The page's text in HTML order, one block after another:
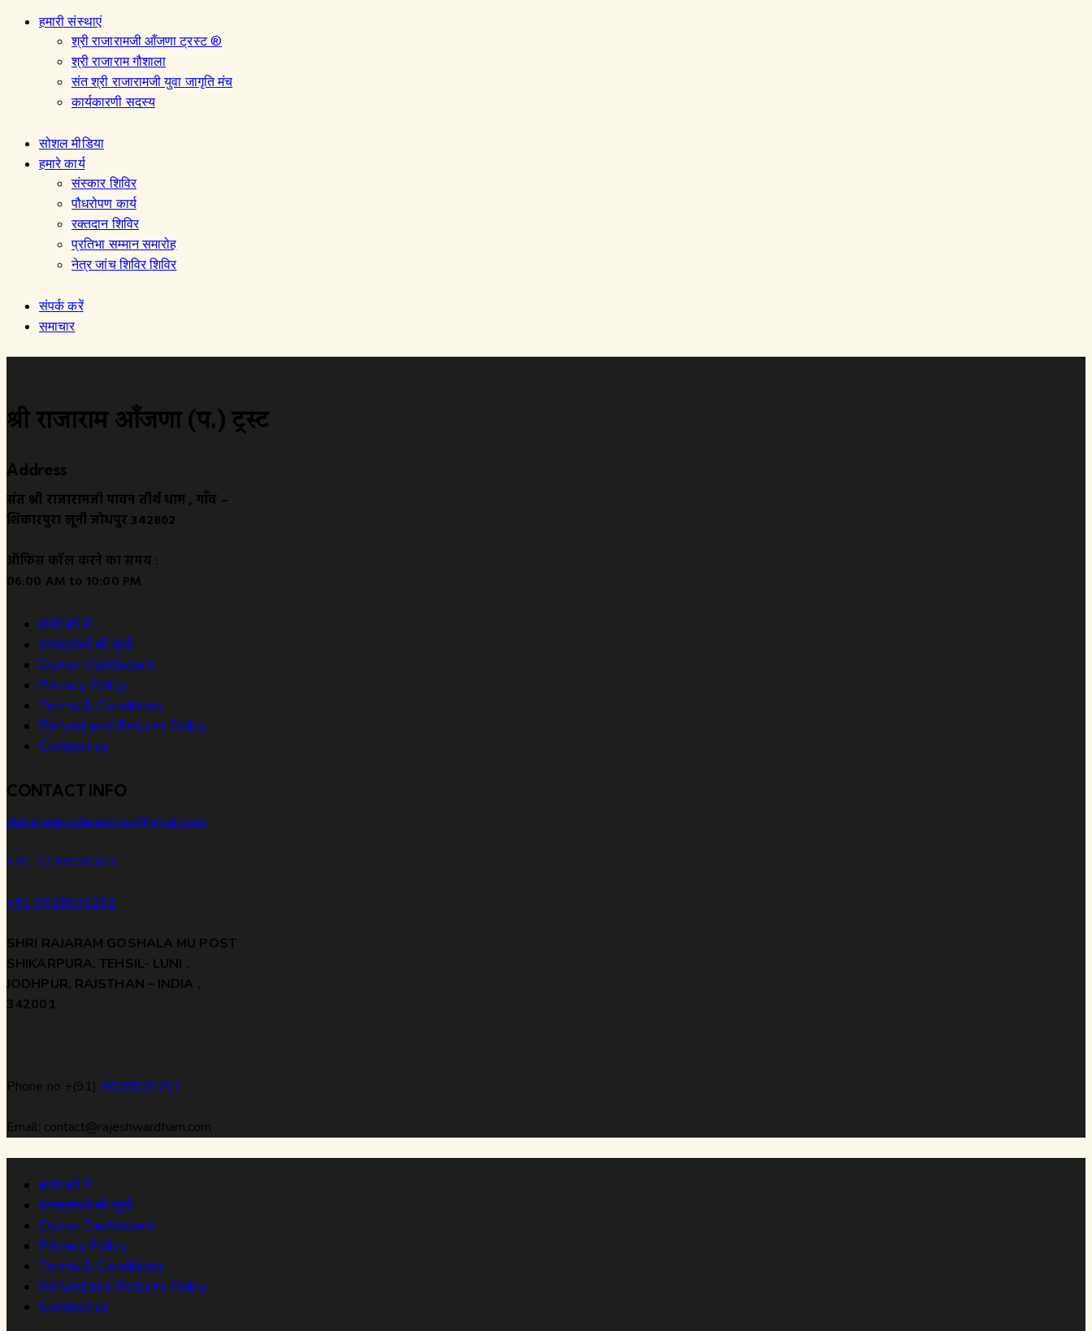
हमारी संस्थाएं
श्री राजारामजी आँजणा ट्रस्ट ®
श्री राजाराम गौशाला
संत श्री राजारामजी युवा जागृति मंच
कार्यकारणी सदस्य
सोशल मीडिया
हमारे कार्य
संस्कार शिविर
पौधरोपण कार्य
रक्तदान शिविर
प्रतिभा सम्मान समारोह
नेत्र जांच शिविर शिविर
संपर्क करें
समाचार
श्री राजाराम आँजणा (प.) ट्रस्ट
Address
संत श्री राजारामजी पावन तीर्थ धाम , गाँव –
शिकारपुरा लूनी जोधपुर 342802
ऑफिस कॉल करने का समय :
06:00 AM to 10:00 PM
हमारे बारे में
दानदाताओं की सूची
Donor Dashboard
Privacy Policy
Terms & Conditions
Refund and Returns Policy
Contact us
CONTACT INFO
shrirajaramashramtrust@gmail.com
+91 7220938163
+91 9928644282
SHRI RAJARAM GOSHALA MU POST
SHIKARPURA, TEHSIL- LUNI ,
JODHPUR, RAJSTHAN – INDIA ,
342001
Phone no +(91) 9828836767
Email: contact@rajeshwardham.com
हमारे बारे में
दानदाताओं की सूची
Donor Dashboard
Privacy Policy
Terms & Conditions
Refund and Returns Policy
Contact us